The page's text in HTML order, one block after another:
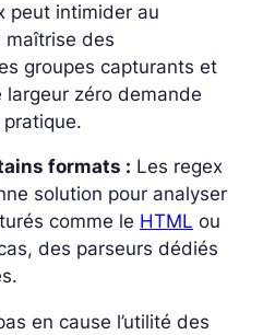
peut intimider au
maîtrise des
groupes capturants et
zéro demande
formats : Les regex
solution pour analyser
comme le HTML ou
des parseurs dédiés
en cause l’utilité des